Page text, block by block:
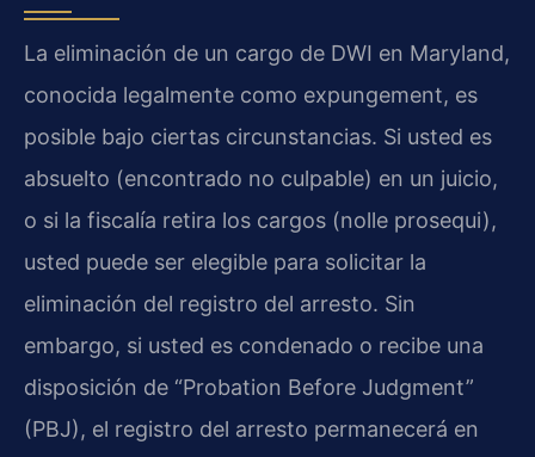
La eliminación de un cargo de DWI en Maryland,
conocida legalmente como expungement, es
posible bajo ciertas circunstancias. Si usted es
absuelto (encontrado no culpable) en un juicio,
o si la fiscalía retira los cargos (nolle prosequi),
usted puede ser elegible para solicitar la
eliminación del registro del arresto. Sin
embargo, si usted es condenado o recibe una
disposición de “Probation Before Judgment”
(PBJ), el registro del arresto permanecerá en